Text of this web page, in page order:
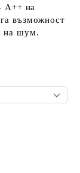
A++ на
възможност
на шум.